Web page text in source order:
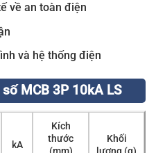
về an toàn điện
và hệ thống điện
MCB 3P 10kA LS
kA
Kích
thước
Khối